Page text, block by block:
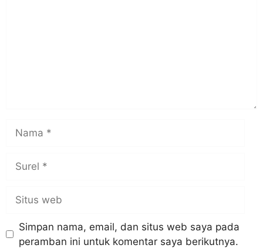
web
Simpan nama, email, dan situs web saya pada
peramban ini untuk komentar saya berikutnya.